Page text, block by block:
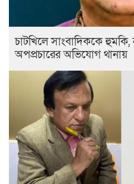
চাটখিলে সাংবাদিককে
অপপ্রচারের অভিযোগ থানায়